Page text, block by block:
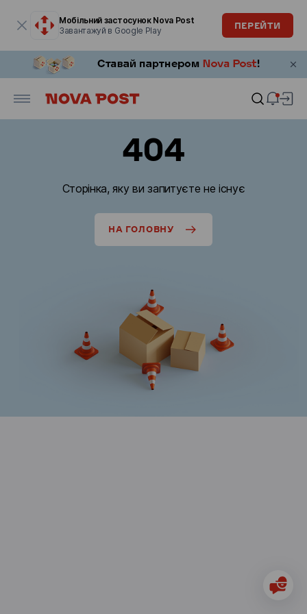
Мобільний застосунок Nova Post
Завантажуй в Google Play
ПЕРЕЙТИ
404
Сторінка, яку ви запитуєте не існує
НА ГОЛОВНУ